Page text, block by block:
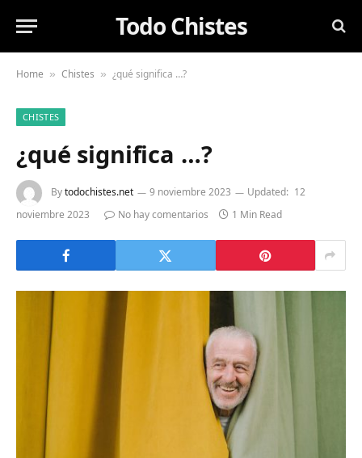
Todo Chistes
Home » Chistes » ¿qué significa …?
CHISTES
¿qué significa …?
Bytodochistes.net 9 noviembre 2023 Updated: 12
noviembre 2023
No hay comentarios 1 Min Read